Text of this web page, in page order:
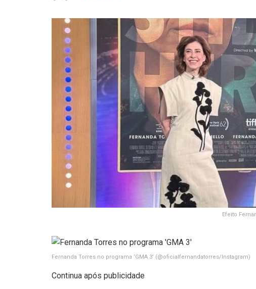
Efeito
Fernanda Torres no programa ‘GMA 3’ (@oficialfernandatorres/Instagram)
Continua após publicidade